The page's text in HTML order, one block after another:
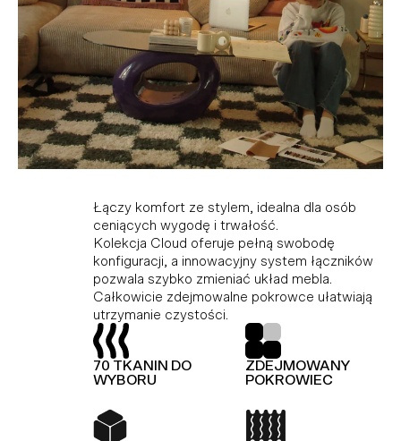
Łączy komfort ze stylem, idealna dla osób
ceniących wygodę i trwałość.
Kolekcja Cloud oferuje pełną swobodę
konfiguracji, a innowacyjny system łączników
pozwala szybko zmieniać układ mebla.
Całkowicie zdejmowalne pokrowce ułatwiają
utrzymanie czystości.
70 TKANIN DO
WYBORU
ZDEJMOWANY
POKROWIEC
którzy cenią wygodę i trwałość. Dzięki
modułowej konstrukcji i innowacyjnemu
systemowi łączników, Hug umożliwia dowolną
konfigurację i łatwą zmianę układu bez użycia
narzędzi.
TOP Z OWATY PIANKA HR35
ŁĄCZNIKI 3D
KOLEKCJA
MODUŁOWA
dopasowuje się do różnych przestrzeni,
ciesząc miłośników minimalistycznego stylu i
funkcjonalności. Wykonana z wysokiej jakości
materiałów, gwarantujących trwałość i
elegancję. Dodatkowo, kolekcja Slay jest
wyposażona w piankę premium, zapewniającą
wyjątkowy komfort.
TOP Z OWATY
70 TKANIN DO
WYBORU